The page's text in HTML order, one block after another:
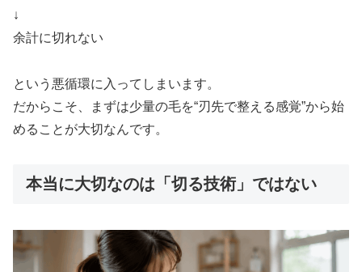
↓
余計に切れない
という悪循環に入ってしまいます。
だからこそ、まずは少量の毛を“刃先で整える感覚”から始
めることが大切なんです。
本当に大切なのは「切る技術」ではない